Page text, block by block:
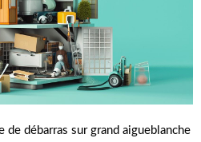
de débarras sur grand aigueblanche